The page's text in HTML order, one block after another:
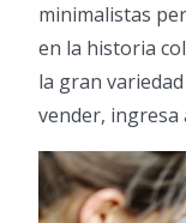
minimalistas
en la historia
la gran
vender, ingresa